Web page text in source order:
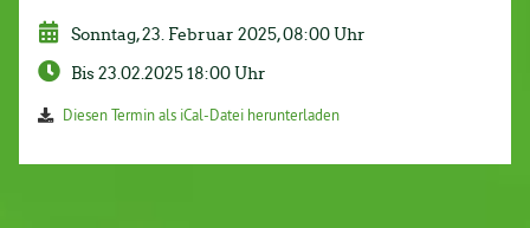
Sonntag, 23. Februar 2025, 08:00 Uhr
Bis 23.02.2025 18:00 Uhr
Diesen Termin als iCal-Datei herunterladen